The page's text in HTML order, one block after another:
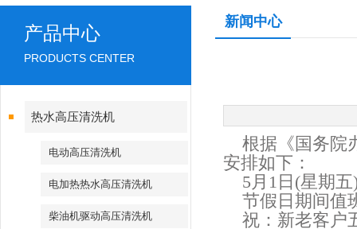
产品中心
PRODUCTS CENTER
热水高压清洗机
电动高压清洗机
电加热热水高压清洗机
柴油机驱动高压清洗机
新闻中心
根据《国务院
安排如下：
5月1日(星期五
节假日期间值
祝：新老客户